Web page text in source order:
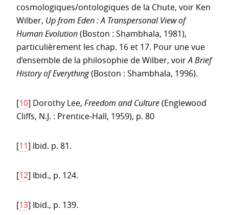
cosmologiques/ontologiques de la Chute, voir Ken
Wilber, Up from Eden : A Transpersonal View of
Human Evolution(Boston : Shambhala, 1981),
particulièrement les chap. 16 et 17. Pour une vue
d’ensemble de la philosophie de Wilber, voirA Brief
History of Everything(Boston : Shambhala, 1996).
[10] Dorothy Lee, Freedom and Culture(Englewood
Cliffs, N.J. : Prentice-Hall, 1959), p. 80
[11] Ibid. p. 81.
[12] Ibid., p. 124.
[13] Ibid., p. 139.